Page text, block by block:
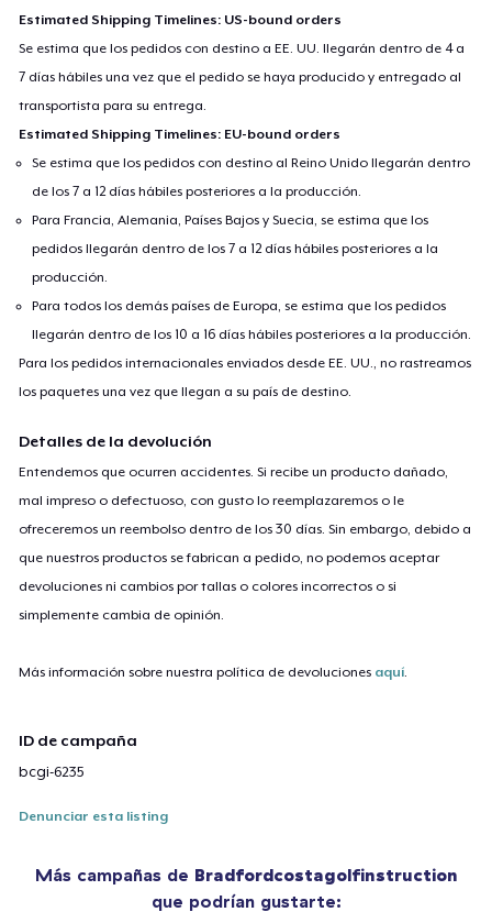
Estimated Shipping Timelines: US-bound orders
Se estima que los pedidos con destino a EE. UU. llegarán dentro de 4 a
7 días hábiles una vez que el pedido se haya producido y entregado al
transportista para su entrega.
Estimated Shipping Timelines: EU-bound orders
Se estima que los pedidos con destino al Reino Unido llegarán dentro
de los 7 a 12 días hábiles posteriores a la producción.
Para Francia, Alemania, Países Bajos y Suecia, se estima que los
pedidos llegarán dentro de los 7 a 12 días hábiles posteriores a la
producción.
Para todos los demás países de Europa, se estima que los pedidos
llegarán dentro de los 10 a 16 días hábiles posteriores a la producción.
Para los pedidos internacionales enviados desde EE. UU., no rastreamos
los paquetes una vez que llegan a su país de destino.
Detalles de la devolución
Entendemos que ocurren accidentes. Si recibe un producto dañado,
mal impreso o defectuoso, con gusto lo reemplazaremos o le
ofreceremos un reembolso dentro de los 30 días. Sin embargo, debido a
que nuestros productos se fabrican a pedido, no podemos aceptar
devoluciones ni cambios por tallas o colores incorrectos o si
simplemente cambia de opinión.
Más información sobre nuestra política de devoluciones aquí
ID de campaña
bcgi-6235
Denunciar esta listing
Más campañas de Bradfordcostagolfinstruction
que podrían gustarte: